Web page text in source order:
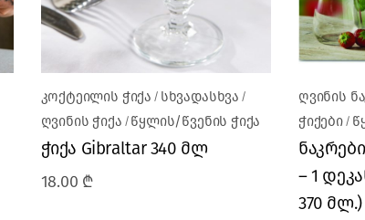
კოქტეილის ჭიქა
სხვადასხვა
ღვინის ჭიქა
წყლის/წვენის ჭიქა
ჭიქა Gibraltar 340 მლ
18.00 ₾
ღვინის
ჭიქები
– 1
370 მლ.)